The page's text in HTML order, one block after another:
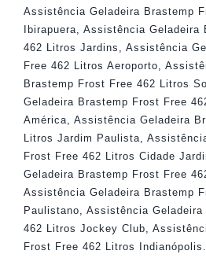
Assistência Geladeira Brastemp
Ibirapuera
Assistência Geladeira
462 Litros Jardins
Assistência
Free 462 Litros Aeroporto
Brastemp Frost Free 462 Litros
Geladeira Brastemp Frost Free
América
Assistência Geladeira
Litros Jardim Paulista
Frost Free 462 Litros Cidade
Geladeira Brastemp Frost Free
Assistência Geladeira Brastemp
Paulistano
Assistência
462 Litros Jockey Club
Frost Free 462 Litros Indianópolis